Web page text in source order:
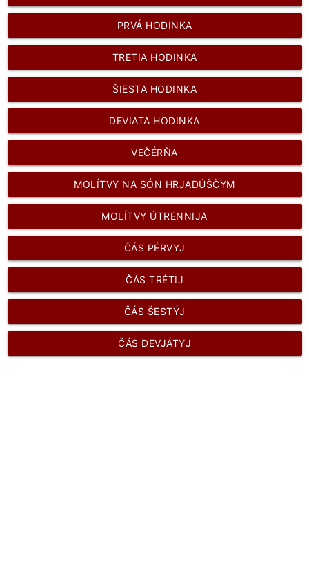
PRVÁ HODINKA
TRETIA HODINKA
ŠIESTA HODINKA
DEVIATA HODINKA
VEČÉRŇA
MOLÍTVY NA SÓN HRJADÚŠČYM
MOLÍTVY ÚTRENNIJA
ČÁS PÉRVYJ
ČÁS TRÉTIJ
ČÁS ŠESTÝJ
ČÁS DEVJÁTYJ